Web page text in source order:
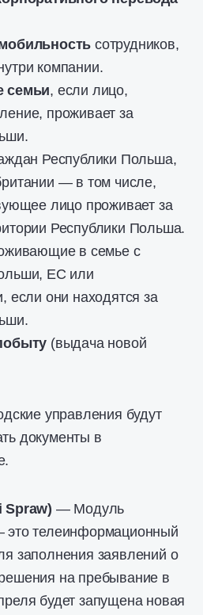
сотрудников,
компании.
семьи, если лицо,
проживает за
Республики Польша,
— в том числе,
лицо проживает за
Республики Польша.
в семье с
ЕС или
если они находятся за
(выдача новой
управления будут
документы в
Spraw) — Модуль
телеинформационный
заполнения заявлений о
на пребывание в
будет запущена новая